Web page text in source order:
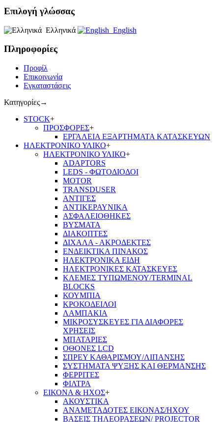
Επιλογή γλώσσας
Ελληνικά English
Πληροφορίες
Προφίλ
Επικοινωνία
Εγκαταστάσεις
Κατηγορίες→
STOCK+
ΠΡΟΣΦΟΡΕΣ+
ΕΡΓΑΛΕΙΑ ΕΞΑΡΤΗΜΑΤΑ ΚΑΤΑΣΚΕΥΩΝ
ΗΛΕΚΤΡΟΝΙΚΟ ΥΛΙΚΟ+
ΗΛΕΚΤΡΟΝΙΚΟ ΥΛΙΚΟ+
ADAPTORS
LEDS - ΦΩΤΟΔΙΟΔΟΙ
MOTOR
TRANSDUSER
ΑΝΤΙΓΕΣ
ΑΝΤΙΚΕΡΑΥΝΙΚΑ
ΑΣΦΑΛΕΙΟΘΗΚΕΣ
ΒΥΣΜΑΤΑ
ΔΙΑΚΟΠΤΕΣ
ΔΙΧΑΛΑ - ΑΚΡΟΔΕΚΤΕΣ
ΕΝΔΕΙΚΤΙΚΑ ΠΙΝΑΚΟΣ
ΗΛΕΚΤΡΟΝΙΚΑ ΕΙΔΗ
ΗΛΕΚΤΡΟΝΙΚΕΣ ΚΑΤΑΣΚΕΥΕΣ
ΚΛΕΜΕΣ ΤΥΠΩΜΕΝΟΥ/TERMINAL
BLOCKS
ΚΟΥΜΠΙΑ
ΚΡΟΚΟΔΕΙΛΟΙ
ΛΑΜΠΑΚΙΑ
ΜΙΚΡΟΣΥΣΚΕΥΕΣ ΓΙΑ ΔΙΑΦΟΡΕΣ
ΧΡΗΣΕΙΣ
ΜΠΑΤΑΡΙΕΣ
ΟΘΟΝΕΣ LCD
ΣΠΡΕΥ ΚΑΘΑΡΙΣΜΟΥ/ΛΙΠΑΝΣΗΣ
ΣΥΣΤΗΜΑΤΑ ΨΥΞΗΣ ΚΑΙ ΘΕΡΜΑΝΣΗΣ
ΦΕΡΡΙΤΕΣ
ΦΙΛΤΡΑ
ΕΙΚΟΝΑ & ΗΧΟΣ+
ΑΚΟΥΣΤΙΚΑ
ΑΝΑΜΕΤΑΔΟΤΕΣ ΕΙΚΟΝΑΣ/ΗΧΟΥ
ΒΑΣΕΙΣ ΤΗΛΕOΡΑΣΕΩΝ/ PROJECTOR